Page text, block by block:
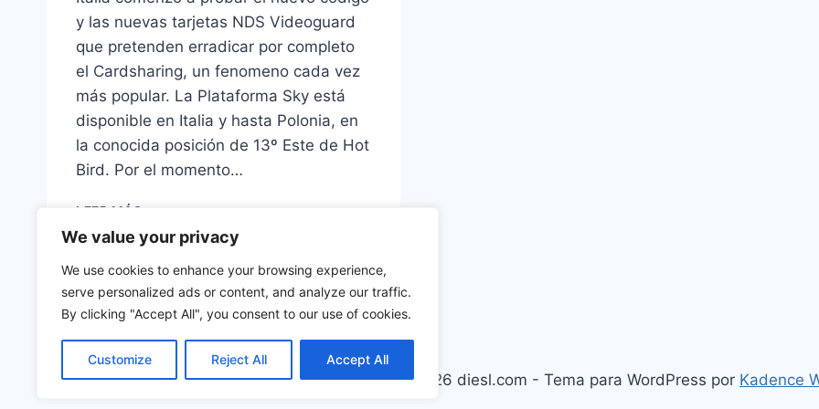
We value your privacy
We use cookies to enhance your browsing experience,
serve personalized ads or content, and analyze our traffic.
By clicking "Accept All", you consent to our use of cookies.
Customize Reject All Accept All
y las nuevas tarjetas NDS Videoguard
que pretenden erradicar por completo
el Cardsharing, un fenomeno cada vez
más popular. La Plataforma Sky está
disponible en Italia y hasta Polonia, en
la conocida posición de 13º Este de Hot
Bird. Por el momento…
LEER MÁS
4
ESTÁ
PRUEBAS
EN
SKY
ITALIA
© 2026 diesl.com - Tema para WordPress por Kadence